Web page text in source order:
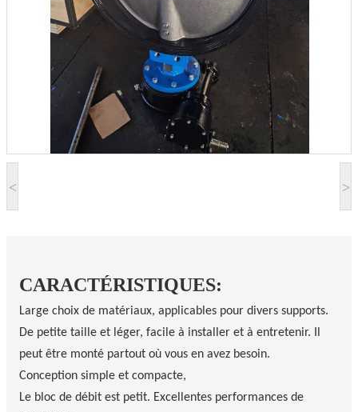
< >
CARACTÉRISTIQUES:
Large choix de matériaux, applicables pour divers supports.
De petite taille et léger, facile à installer et à entretenir. Il
peut être monté partout où vous en avez besoin.
Conception simple et compacte,
Le bloc de débit est petit. Excellentes performances de